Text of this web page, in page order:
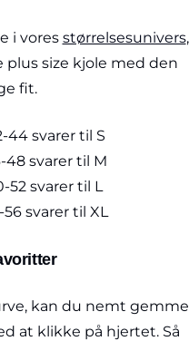
i vores størrelsesunivers,
size kjole med den
fit.
44 svarer til S
48 svarer til M
52 svarer til L
svarer til XL
kan du nemt gemme
at klikke på hjertet. Så